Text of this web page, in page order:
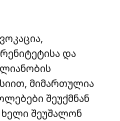
და
მიმართულია
შეუქმნან
ხელი შეუშალონ